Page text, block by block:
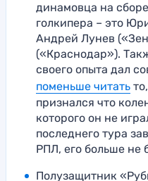
динамовца на
голкипера – это
Андрей Лунев
(«Краснодар»).
своего опыта дал
поменьше читать
признался что
которого он не
последнего тура
РПЛ, его больше не
Полузащитник